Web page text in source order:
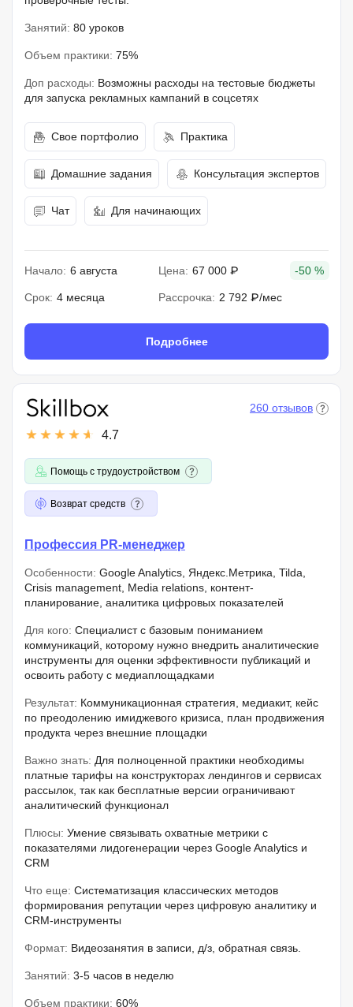
Занятий: 80 уроков
Объем практики: 75%
Доп расходы: Возможны расходы на тестовые бюджеты
для запуска рекламных кампаний в соцсетях
Свое портфолио Практика
Домашние задания Консультация экспертов
Чат Для начинающих
Начало: 6 августа Цена: 67 000 ₽ -50 %
Срок: 4 месяца Рассрочка: 2 792 ₽/мес
Подробнее
4.7
260 отзывов
Помощь с трудоустройством
Возврат средств
Профессия PR-менеджер
Особенности: Google Analytics, Яндекс.Метрика, Tilda,
Crisis management, Media relations, контент-
планирование, аналитика цифровых показателей
Для кого: Специалист с базовым пониманием
коммуникаций, которому нужно внедрить аналитические
инструменты для оценки эффективности публикаций и
освоить работу с медиаплощадками
Результат: Коммуникационная стратегия, медиакит, кейс
по преодолению имиджевого кризиса, план продвижения
продукта через внешние площадки
Важно знать: Для полноценной практики необходимы
платные тарифы на конструкторах лендингов и сервисах
рассылок, так как бесплатные версии ограничивают
аналитический функционал
Плюсы: Умение связывать охватные метрики с
показателями лидогенерации через Google Analytics и
CRM
Что еще: Систематизация классических методов
формирования репутации через цифровую аналитику и
CRM-инструменты
Формат: Видеозанятия в записи, д/з, обратная связь.
Занятий: 3-5 часов в неделю
Объем практики: 60%